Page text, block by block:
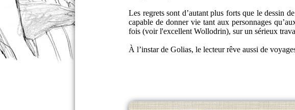
Les regrets sont d’autant plus forts que le dessin
capable de donner vie tant aux personnages
fois (voir l'excellent Wollodrin), sur un sérieux
À l’instar de Golias, le lecteur rêve aussi de